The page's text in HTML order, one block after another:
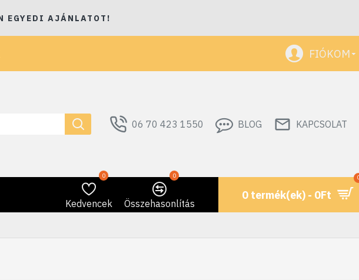
EGYEDI AJÁNLATOT!
FIÓKOM
06 70 423 1550 BLOG KAPCSOLAT
Kedvencek
0
Összehasonlítás
0
0 termék(ek) - 0Ft